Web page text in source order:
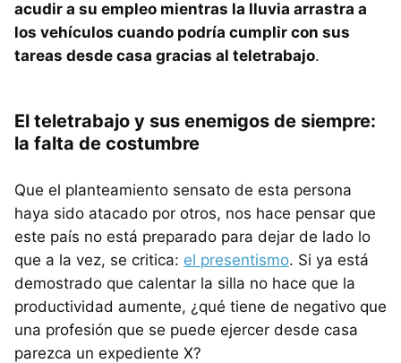
acudir a su empleo mientras la lluvia arrastra a
los vehículos cuando podría cumplir con sus
tareas desde casa gracias al teletrabajo.
El teletrabajo y sus enemigos de siempre:
la falta de costumbre
Que el planteamiento sensato de esta persona
haya sido atacado por otros, nos hace pensar que
este país no está preparado para dejar de lado lo
que a la vez, se critica: el presentismo. Si ya está
demostrado que calentar la silla no hace que la
productividad aumente, ¿qué tiene de negativo que
una profesión que se puede ejercer desde casa
parezca un expediente X?